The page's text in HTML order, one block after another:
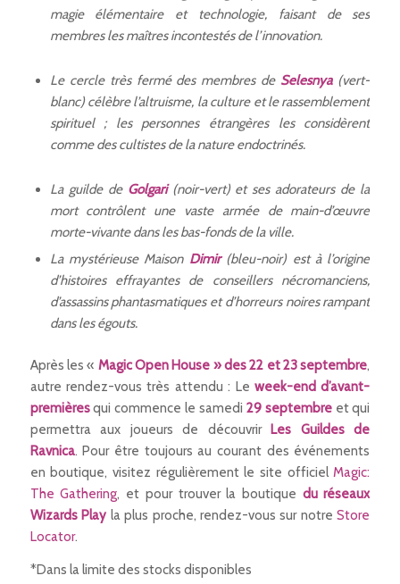
magie élémentaire et technologie, faisant de ses
membres les maîtres incontestés de l’innovation.
Le cercle très fermé des membres de Selesnya(vert-
blanc) célèbre l’altruisme, la culture et le rassemblement
spirituel ; les personnes étrangères les considèrent
comme des cultistes de la nature endoctrinés.
La guilde de Golgari(noir-vert) et ses adorateurs de la
mort contrôlent une vaste armée de main-d’œuvre
morte-vivante dans les bas-fonds de la ville.
La mystérieuse Maison Dimir(bleu-noir) est à l’origine
d’histoires effrayantes de conseillers nécromanciens,
d’assassins phantasmatiques et d’horreurs noires rampant
dans les égouts.
Après les « Magic Open House »des 22 et 23 septembre,
autre rendez-vous très attendu : Le week-end d’avant-
premièresqui commence le samedi 29 septembreet qui
permettra aux joueurs de découvrir Les Guildes de
Ravnica. Pour être toujours au courant des événements
en boutique, visitez régulièrement le site officielMagic:
The Gathering, et pour trouver la boutique du réseaux
Wizards Play la plus proche, rendez-vous sur notreStore
Locator.
*Dans la limite des stocks disponibles